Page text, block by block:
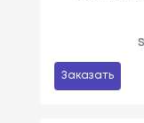
Заказать